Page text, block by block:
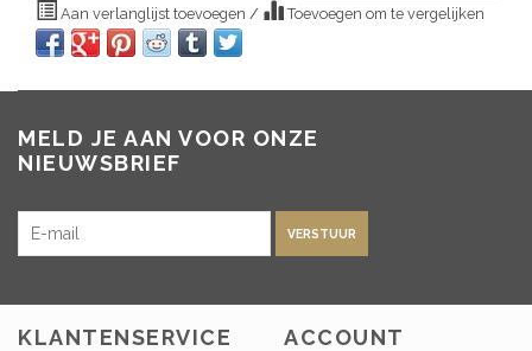
Aan verlanglijst toevoegen / Toevoegen om te vergelijken
MELD JE AAN VOOR ONZE
NIEUWSBRIEF
VERSTUUR
KLANTENSERVICE ACCOUNT